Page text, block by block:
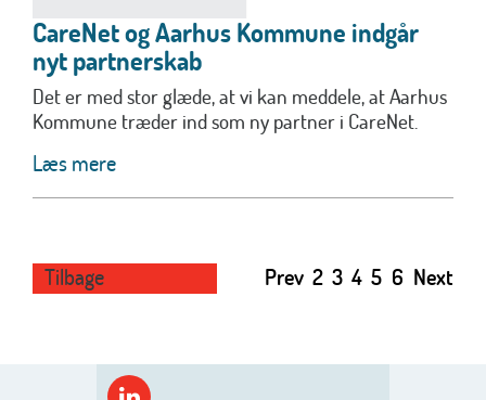
CareNet og Aarhus Kommune indgår
nyt partnerskab
Det er med stor glæde, at vi kan meddele, at Aarhus
Kommune træder ind som ny partner i CareNet.
Læs mere
Tilbage Prev 2 3 4 5 6 Next